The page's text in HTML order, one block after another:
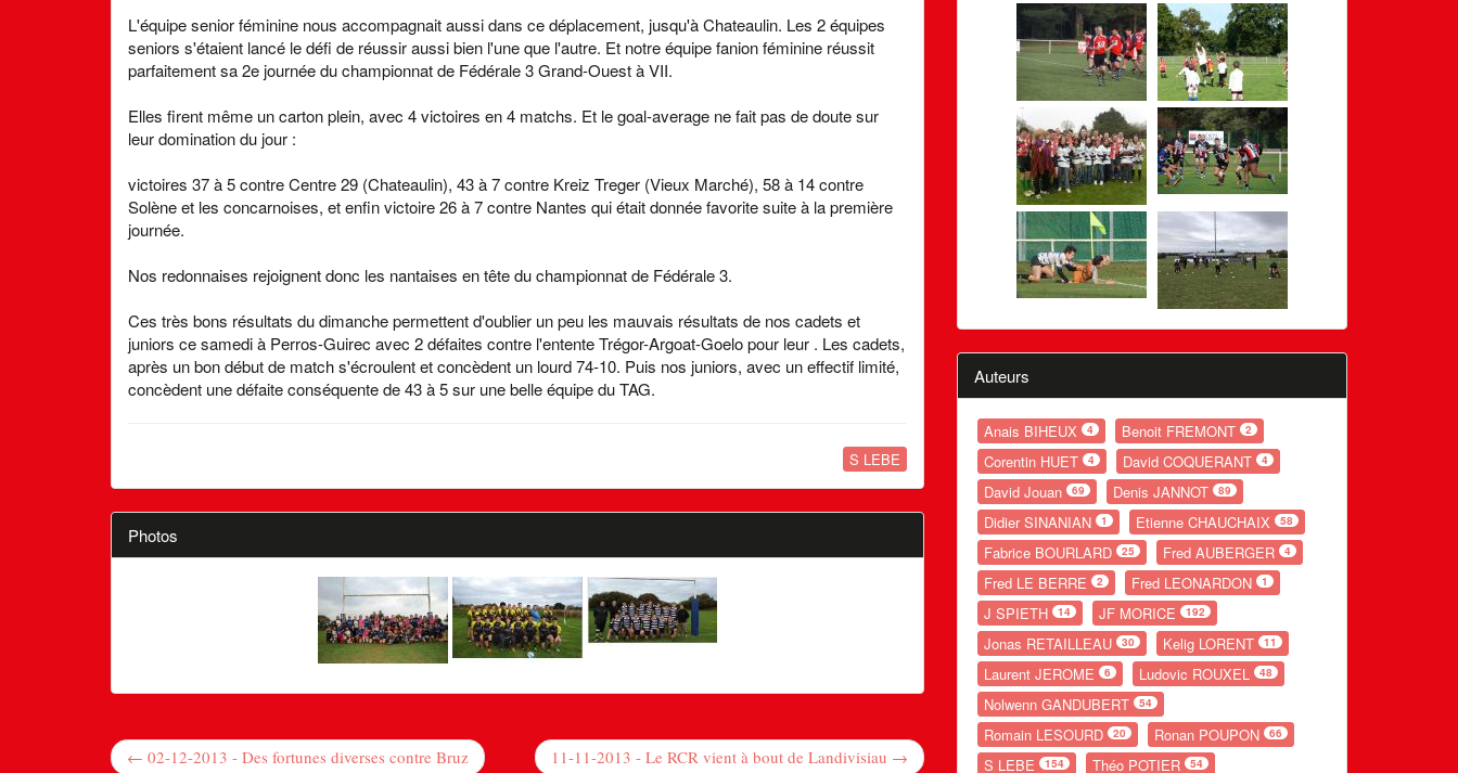
L'équipe senior féminine nous accompagnait aussi dans ce déplacement, jusqu'à Chateaulin. Les 2 équipes
seniors s'étaient lancé le défi de réussir aussi bien l'une que l'autre. Et notre équipe fanion féminine réussit
parfaitement sa 2e journée du championnat de Fédérale 3 Grand-Ouest à VII.
Elles firent même un carton plein, avec 4 victoires en 4 matchs. Et le goal-average ne fait pas de doute sur
leur domination du jour :
victoires 37 à 5 contre Centre 29 (Chateaulin), 43 à 7 contre Kreiz Treger (Vieux Marché), 58 à 14 contre
Solène et les concarnoises, et enfin victoire 26 à 7 contre Nantes qui était donnée favorite suite à la première
journée.
Nos redonnaises rejoignent donc les nantaises en tête du championnat de Fédérale 3.
Ces très bons résultats du dimanche permettent d'oublier un peu les mauvais résultats de nos cadets et
juniors ce samedi à Perros-Guirec avec 2 défaites contre l'entente Trégor-Argoat-Goelo pour leur . Les cadets,
après un bon début de match s'écroulent et concèdent un lourd 74-10. Puis nos juniors, avec un effectif limité,
concèdent une défaite conséquente de 43 à 5 sur une belle équipe du TAG.
S LEBE
Photos
← 02-12-2013 - Des fortunes diverses contre Bruz 11-11-2013 - Le RCR vient à bout de Landivisiau →
Auteurs
Anais BIHEUX 4 Benoit FREMONT 2
Corentin HUET 4 David COQUERANT 4
David Jouan 69 Denis JANNOT 89
Didier SINANIAN 1 Etienne CHAUCHAIX 58
Fabrice BOURLARD 25 Fred AUBERGER 4
Fred LE BERRE 2 Fred LEONARDON 1
J SPIETH 14 JF MORICE 192
Jonas RETAILLEAU 30 Kelig LORENT 11
Laurent JEROME 6 Ludovic ROUXEL 48
Nolwenn GANDUBERT 54
Romain LESOURD 20 Ronan POUPON 66
S LEBE 154 Théo POTIER 54